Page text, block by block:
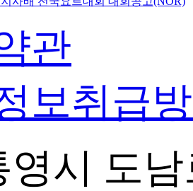
관
보취급
영시 도